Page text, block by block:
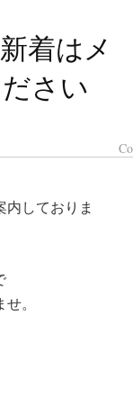
着はメ
さい
しておりま
。